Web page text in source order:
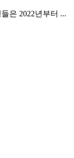
은 2022년부터 ...